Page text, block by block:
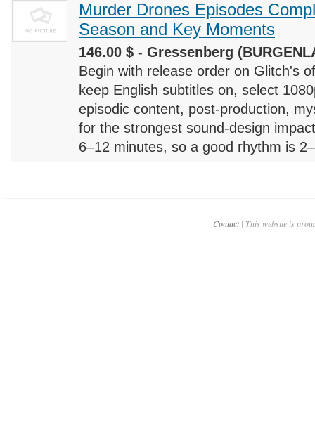
Murder Drones Episodes
Season and Key Moments
146.00 $ - Gressenberg
Begin with release order on Glitch's
keep English subtitles on, select
episodic content, post-production,
for the strongest sound-design
6–12 minutes, so a good rhythm is
Contact| This website is